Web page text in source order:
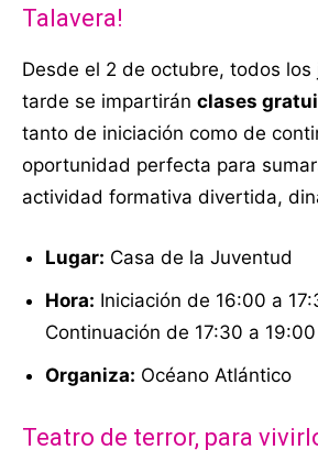
Talavera!
Desde el 2 de octubre, todos los
tarde se impartirán clases
tanto de iniciación como de
oportunidad perfecta para
actividad formativa divertida,
Lugar: Casa de la Juventud
Hora: Iniciación de 16:00 a
Continuación de 17:30 a
Organiza: Océano Atlántico
Teatro de terror, para